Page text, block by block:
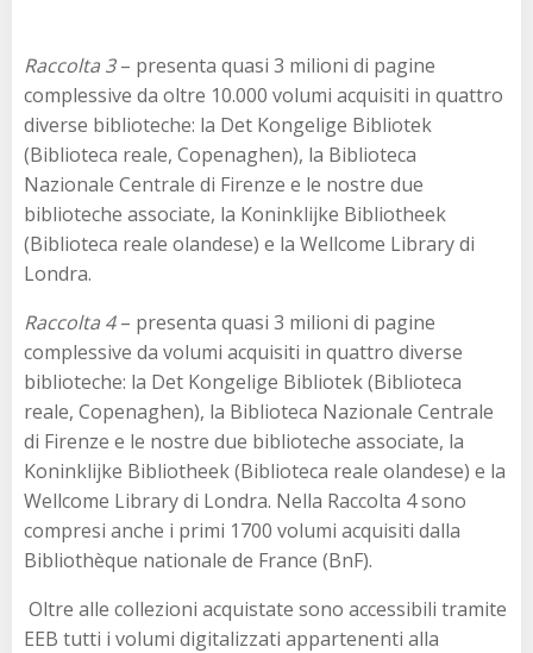
Raccolta 3– presenta quasi 3 milioni di pagine
complessive da oltre 10.000 volumi acquisiti in quattro
diverse biblioteche: la Det Kongelige Bibliotek
(Biblioteca reale, Copenaghen), la Biblioteca
Nazionale Centrale di Firenze e le nostre due
biblioteche associate, la Koninklijke Bibliotheek
(Biblioteca reale olandese) e la Wellcome Library di
Londra.
Raccolta 4– presenta quasi 3 milioni di pagine
complessive da volumi acquisiti in quattro diverse
biblioteche: la Det Kongelige Bibliotek (Biblioteca
reale, Copenaghen), la Biblioteca Nazionale Centrale
di Firenze e le nostre due biblioteche associate, la
Koninklijke Bibliotheek (Biblioteca reale olandese) e la
Wellcome Library di Londra. Nella Raccolta 4 sono
compresi anche i primi 1700 volumi acquisiti dalla
Bibliothèque nationale de France (BnF).
Oltre alle collezioni acquistate sono accessibili tramite
EEB tutti i volumi digitalizzati appartenenti alla